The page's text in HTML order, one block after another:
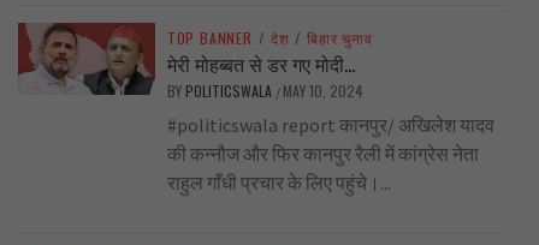
TOP BANNER / देश / बिहार चुनाव
मेरी मोहब्बत से डर गए मोदी…
BY POLITICSWALA / MAY 10, 2024
#politicswala report कानपुर/ अखिलेश यादव
की कन्नौज और फिर कानपुर रैली में कांग्रेस नेता
राहुल गाँधी प्रचार के लिए पहुंचे।...